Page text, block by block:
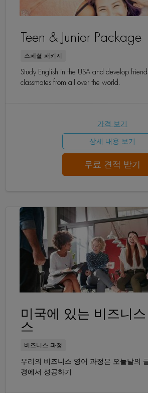
Teen & Junior Package
스페셜 패키지
Study English in the USA and develop
classmates from all over the world.
가격 보기
상세 내용 보기
무료 견적 받기
미국에 있는 비즈니
스
비즈니스 과정
우리의 비즈니스 영어 과정은 오늘날의
경에서 성공하기